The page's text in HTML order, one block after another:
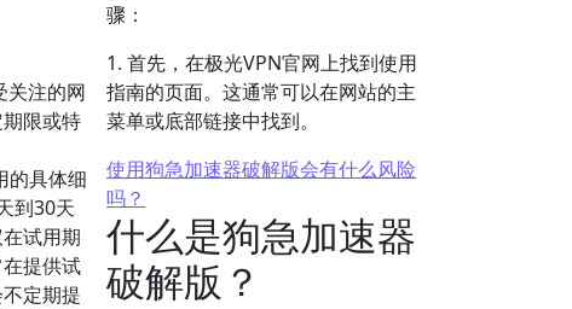
关注的网
限或特
的具体细
到30天
试用期
提供试
定期提
骤：
1. 首先，在极光VPN官网上找到使用
指南的页面。这通常可以在网站的主
菜单或底部链接中找到。
使用狗急加速器破解版会有什么风险
吗？
什么是狗急加速器
破解版？